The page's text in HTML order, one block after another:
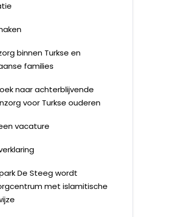
binnen Turkse en
families
naar achterblijvende
voor Turkse ouderen
vacature
De Steeg wordt
met islamitische